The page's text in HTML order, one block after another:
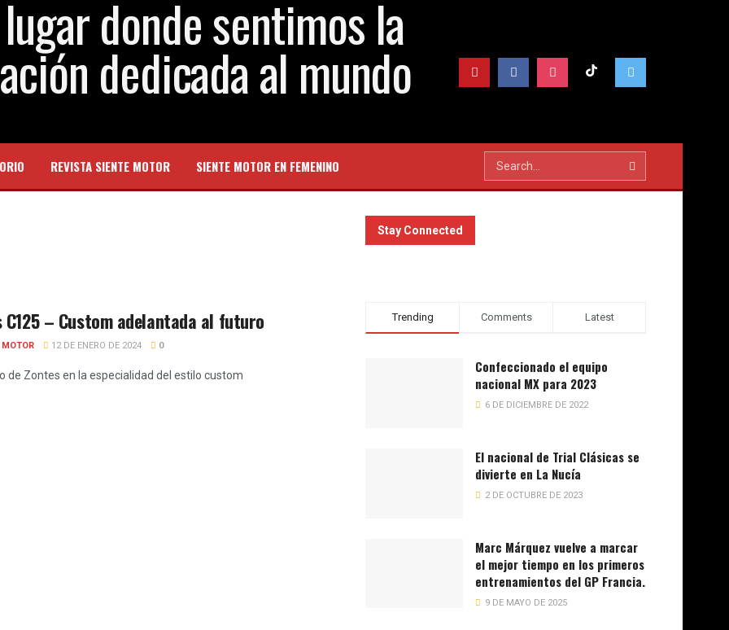
REVISTA SIENTE MOTOR SIENTE MOTOR EN FEMENINO
C125 – Custom adelantada al futuro
MOTOR 12 DE ENERO DE 2024 0
de Zontes en la especialidad del estilo custom
Stay Connected
Trending Comments Latest
Confeccionado el equipo
nacional MX para 2023
6 DE DICIEMBRE DE 2022
El nacional de Trial Clásicas se
divierte en La Nucía
2 DE OCTUBRE DE 2023
Marc Márquez vuelve a marcar
el mejor tiempo en los primeros
entrenamientos del GP Francia.
9 DE MAYO DE 2025